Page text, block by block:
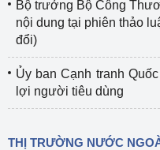
Bộ trưởng Bộ Công
nội dung tại phiên thảo
đổi)
Ủy ban Cạnh tranh
lợi người tiêu dùng
THỊ TRƯỜNG NƯỚC